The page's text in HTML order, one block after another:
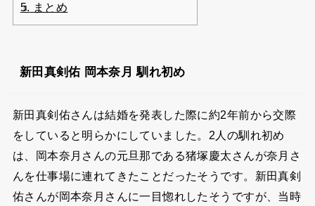
5. まとめ
新田真剣佑 岡本奈月 馴れ初め
新田真剣佑さんは結婚を発表した際に約2年前から交際
をしていると明らかにしていました。2人の馴れ初め
は、岡本奈月さんの元旦那である猪塚慶太さんが奈月さ
んを仕事場に連れてきたことだったそうです。新田真剣
佑さんが岡本奈月さんに一目惚れしたそうですが、当時